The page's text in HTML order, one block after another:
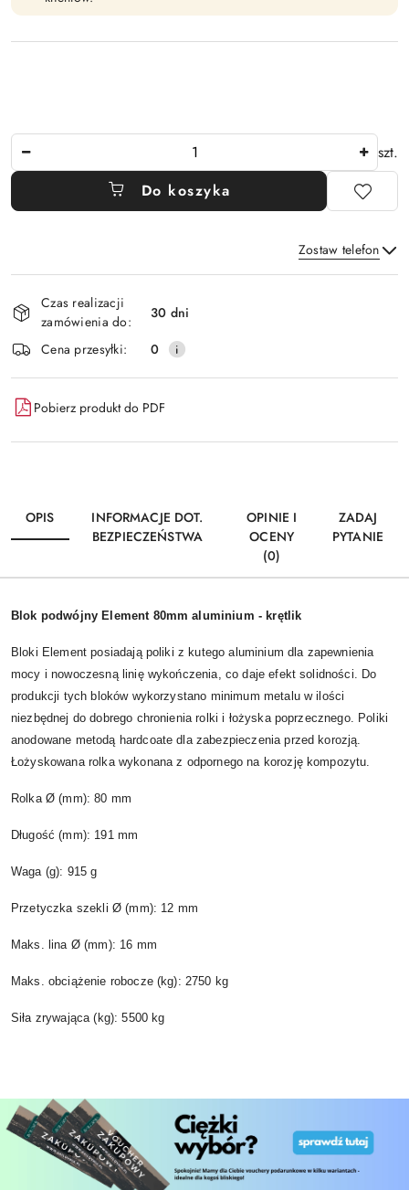
szt.
Do koszyka
Zostaw telefon
i
dostawa
Czas realizacji
zamówienia do:
30 dni
Cena przesyłki:
0
Pobierz produkt do PDF
OPIS
INFORMACJE DOT.
BEZPIECZEŃSTWA
OPINIE I
OCENY
(0)
ZADAJ
PYTANIE
Blok podwójny Element 80mm aluminium - krętlik
Bloki Element posiadają poliki z kutego aluminium dla zapewnienia
mocy i nowoczesną linię wykończenia, co daje efekt solidności. Do
produkcji tych bloków wykorzystano minimum metalu w ilości
niezbędnej do dobrego chronienia rolki i łożyska poprzecznego. Poliki
anodowane metodą hardcoate dla zabezpieczenia przed korozją.
Łożyskowana rolka wykonana z odpornego na korozję kompozytu.
Rolka Ø (mm): 80 mm
Długość (mm): 191 mm
Waga (g): 915 g
Przetyczka szekli Ø (mm): 12 mm
Maks. lina Ø (mm): 16 mm
Maks. obciążenie robocze (kg): 2750 kg
Siła zrywająca (kg): 5500 kg